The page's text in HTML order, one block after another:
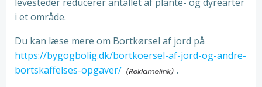
i et område.
Du kan læse mere om Bortkørsel af jord på
https://bygogbolig.dk/bortkoersel-af-jord-og-andre-
bortskaffelses-opgaver/
.